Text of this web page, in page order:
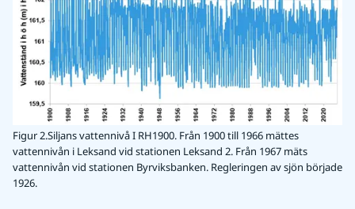
Figur 2.Siljans vattennivå I RH1900. Från 1900 till 1966 mättes
vattennivån i Leksand vid stationen Leksand 2. Från 1967 mäts
vattennivån vid stationen Byrviksbanken. Regleringen av sjön började
1926.